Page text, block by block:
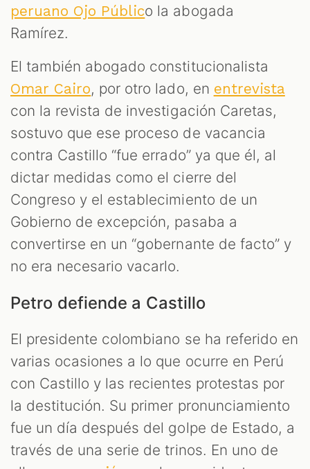
peruano Ojo Público la abogada
Ramírez.
El también abogado constitucionalista
Omar Cairo, por otro lado, en entrevista
con la revista de investigación Caretas,
sostuvo que ese proceso de vacancia
contra Castillo “fue errado” ya que él, al
dictar medidas como el cierre del
Congreso y el establecimiento de un
Gobierno de excepción, pasaba a
convertirse en un “gobernante de facto” y
no era necesario vacarlo.
Petro defiende a Castillo
El presidente colombiano se ha referido en
varias ocasiones a lo que ocurre en Perú
con Castillo y las recientes protestas por
la destitución. Su primer pronunciamiento
fue un día después del golpe de Estado, a
través de una serie de trinos. En uno de